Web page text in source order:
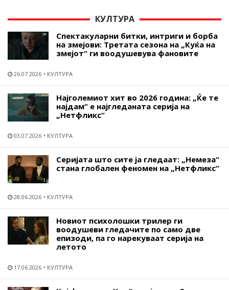
КУЛТУРА
Спектакуларни битки, интриги и борба
на змејови: Третата сезона на „Куќа на
змејот“ ги воодушевува фановите
26.07.2026 КУЛТУРА
Најголемиот хит во 2026 година: „Ќе те
најдам“ е најгледаната серија на
„Нетфликс“
03.07.2026 КУЛТУРА
Серијата што сите ја гледаат: „Немеза“
стана глобален феномен на „Нетфликс“
28.06.2026 КУЛТУРА
Новиот психолошки трилер ги
воодушеви гледачите по само две
епизоди, па го нарекуваат серија на
летото
17.06.2026 КУЛТУРА